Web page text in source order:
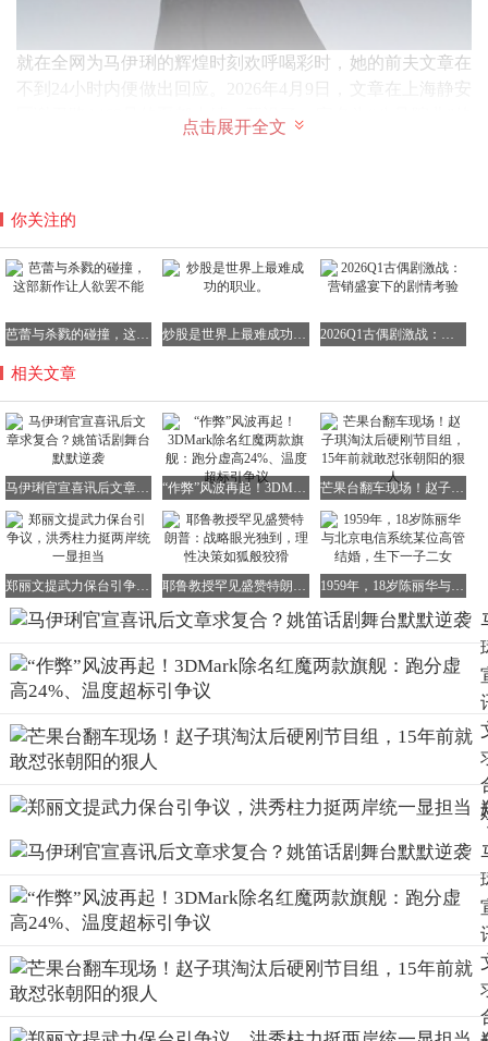
就在全网为马伊琍的辉煌时刻欢呼喝彩时，她的前夫文章在
不到24小时内便做出回应。2026年4月9日，文章在上海静安
区谢卫路1468号的夏都小镇，开设了一家名为“八号院儿”的
陕西风味餐厅。开业现场没有明星剪彩的热闹场面，也没有
可以看到，他熟练地负责迎客、点单、送餐等工作，手里拿
着菜单躬身递给食客，脸上始终挂着温厚的笑容，尽显亲和
力。
这家餐厅主打地道的陕西家常菜，价格十分亲民。一碗油泼
面定价28到30元，肉夹馍15元一个，在上海这个地段堪称性
价比之选。开业第二天，也就是4月10日晚上，店里所有食
材便全部售罄，最后只能给没吃上饭的顾客免费发馒头，门
口甚至排起了长队，生意火爆程度可见一斑。
然而，真正引发争议的，是开业时文章所说的一句话。他在
社交平台或现场表示“最懂我的还是家人，希望一家人能好
好的，团团圆圆”。有眼尖的网友发现，店里还挂着马伊琍
和女儿的旧合影，且照片位置比较显眼。再加上餐厅选址据
说离马伊琍常住地不远，这些细节叠加在一起，被全网解读
为一种高调的、带有指向性的复合暗示，一时间引发网友们
的热议。
而当年事件里的另一位主角姚笛，则选择了一条截然不同的
道路。2026年1月30日至31日，话剧《新·孔雀东南飞》在杭
州大船剧院盛大首演。43岁的姚笛在剧中饰演焦母一角，这
荧幕形象有着极大的反差。话剧表演对演员的要求极为严
格，台词、节奏、气息、走位等每一个环节都容不得半点瑕
疵，没有镜头重拍的机会，全凭演员的现场发挥。
点击展开全文
你关注的
芭蕾与杀戮的碰撞，这部新作让人欲罢不能 炒股是世界上最难成功的职业。 2026Q1古偶剧激战：营销盛宴下的剧情考验
相关文章
马伊琍官宣喜讯后文章求复合？姚笛话剧舞台默默逆袭 “作弊”风波再起！3DMark除名红魔两款旗舰：跑分虚高24%、温度超标引争议 芒果台翻车现场！赵子琪淘汰后硬刚节目组，15年前就敢怼张朝阳的狠人
郑丽文提武力保台引争议，洪秀柱力挺两岸统一显担当 耶鲁教授罕见盛赞特朗普：战略眼光独到，理性决策如狐般狡猾 1959年，18岁陈丽华与北京电信系统某位高管结婚，生下一子二女